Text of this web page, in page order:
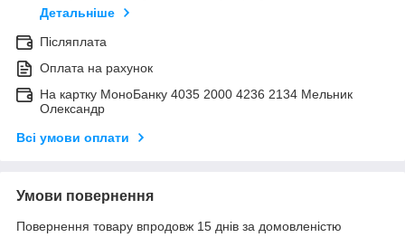
Детальніше
Післяплата
Оплата на рахунок
На картку МоноБанку 4035 2000 4236 2134 Мельник
Олександр
Всі умови оплати
Умови повернення
Повернення товару впродовж 15 днів за домовленістю